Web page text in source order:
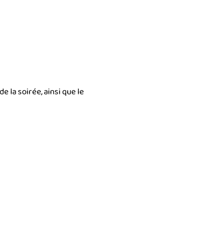
la soirée, ainsi que le